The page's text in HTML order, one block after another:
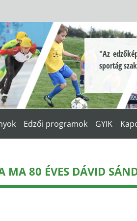
"Az
sportág
Edzői programok GYIK
MA 80 ÉVES DÁVID